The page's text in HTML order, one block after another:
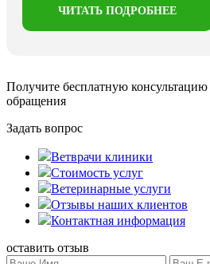
ЧИТАТЬ ПОДРОБНЕЕ
Получите бесплатную консультацию
обращения
Задать вопрос
Ветврачи клиники
Стоимость услуг
Ветеринарные услуги
Отзывы наших клиентов
Контактная информация
оставить отзыв